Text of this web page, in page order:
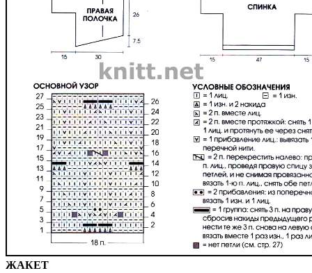
ЖАКЕТ